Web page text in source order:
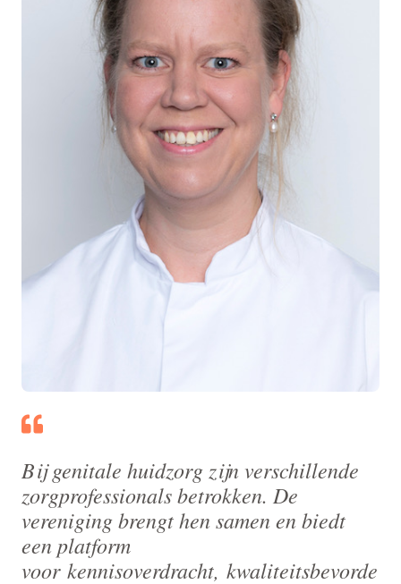
Bij genitale huidzorg zijn verschillende
zorgprofessionals betrokken. De
vereniging brengt hen samen en biedt
een platform
voor kennisoverdracht, kwaliteitsbevorde